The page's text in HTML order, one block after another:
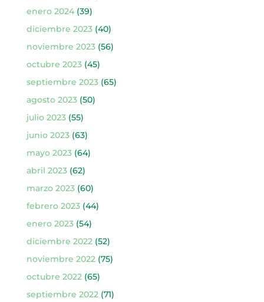
enero 2024(39)
diciembre 2023(40)
noviembre 2023(56)
octubre 2023(45)
septiembre 2023(65)
agosto 2023(50)
julio 2023(55)
junio 2023(63)
mayo 2023(64)
abril 2023(62)
marzo 2023(60)
febrero 2023(44)
enero 2023(54)
diciembre 2022(52)
noviembre 2022(75)
octubre 2022(65)
septiembre 2022(71)